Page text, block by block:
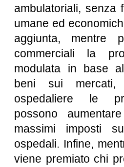
ambulatoriali, senza
umane ed
aggiunta, mentre
commerciali la
modulata in base
beni sui mercati,
ospedaliere le
possono
massimi imposti
ospedali. Infine,
viene premiato chi